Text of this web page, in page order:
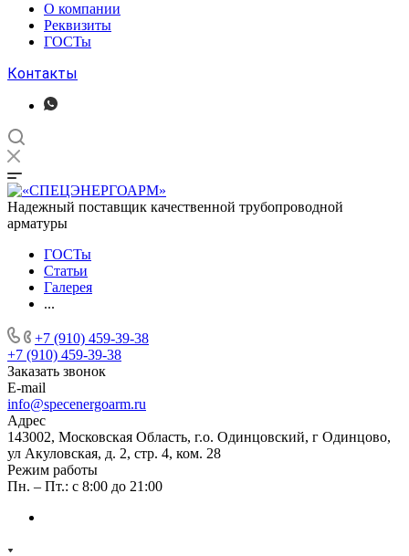
О компании
Реквизиты
ГОСТы
Контакты
Надежный поставщик качественной трубопроводной
арматуры
ГОСТы
Статьи
Галерея
...
+7 (910) 459-39-38
+7 (910) 459-39-38
Заказать звонок
E-mail
info@specenergoarm.ru
Адрес
143002, Московская Область, г.о. Одинцовский, г Одинцово,
ул Акуловская, д. 2, стр. 4, ком. 28
Режим работы
Пн. – Пт.: с 8:00 до 21:00